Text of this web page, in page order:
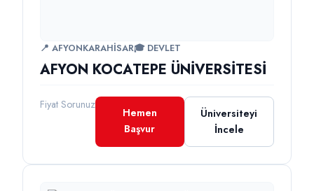
📍 AFYONKARAHİSAR🎓 DEVLET
AFYON KOCATEPE ÜNİVERSİTESİ
Fiyat Sorunuz
Hemen
Başvur
Üniversiteyi
İncele